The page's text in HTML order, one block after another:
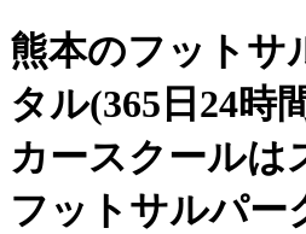
熊本のフットサ
タル(365日24時
カースクールは
フットサルパー